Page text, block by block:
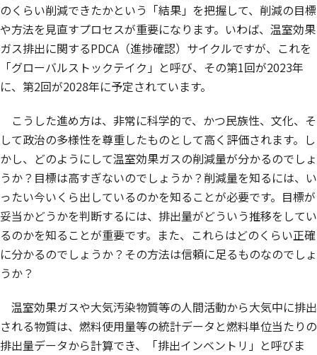
のくらい削減できたかという「結果」を把握して、削減の目標
や方法を見直すプロセスが重要になります。いわば、温室効果
ガス排出に関するPDCA（進捗確認）サイクルですが、これを
「グローバルストックテイク」と呼び、その第1回が2023年
に、第2回が2028年に予定されています。
こうした進め方は、非常に科学的で、かつ民族性、文化、そ
して政治の多様性を尊重したものとして高く評価されます。し
かし、どのようにして温室効果ガスの削減量が分かるのでしょ
うか？目標は高すぎないのでしょうか？削減量を知るには、い
ったい今いくら出しているのかを知ることが必要です。目標が
妥当かどうかを判断するには、排出量がどういう推移をしてい
るのかを知ることが重要です。また、これらはどのくらい正確
に分かるのでしょうか？その方法は信頼に足るものなのでしょ
うか？
温室効果ガスや大気汚染物質等の人間活動から大気中に排出
される物質は、燃料使用量等の統計データと燃料単位当たりの
排出量データから計算でき、「排出インベントリ」と呼びま